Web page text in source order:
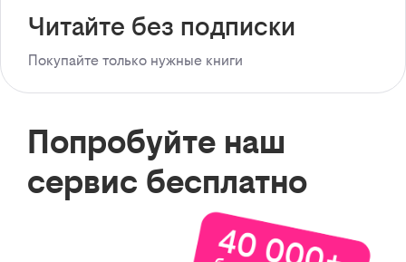
Читайте без подписки
Покупайте только нужные книги
Попробуйте наш
сервис бесплатно